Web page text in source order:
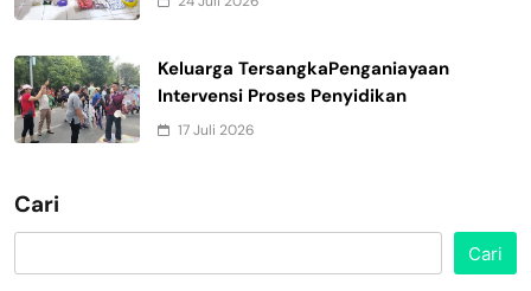
Keluarga TersangkaPenganiayaan
Intervensi Proses Penyidikan
17 Juli 2026
Cari
Cari